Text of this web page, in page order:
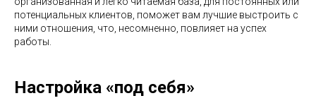
потенциальных клиентов, поможет вам лучшие выстроить с
ними отношения, что, несомненно, повлияет на успех
работы.
Настройка «под себя»